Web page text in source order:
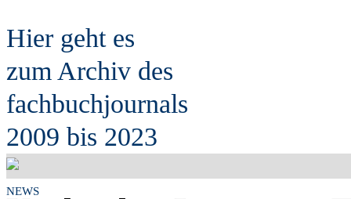
Hier geht es
zum Archiv des
fachbuchjournals
2009 bis 2023
NEWS